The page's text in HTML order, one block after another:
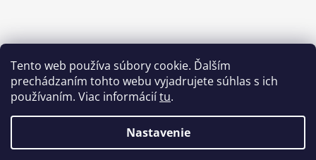
Tento web používa súbory cookie. Ďalším
prechádzaním tohto webu vyjadrujete súhlas s ich
používaním. Viac informáciítu.
Nastavenie